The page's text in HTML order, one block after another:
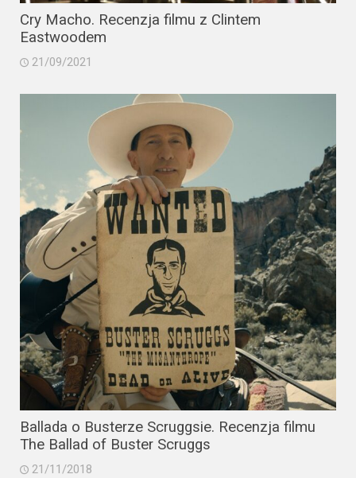
Cry Macho. Recenzja filmu z Clintem
Eastwoodem
21/09/2021
Ballada o Busterze Scruggsie. Recenzja filmu
The Ballad of Buster Scruggs
21/11/2018